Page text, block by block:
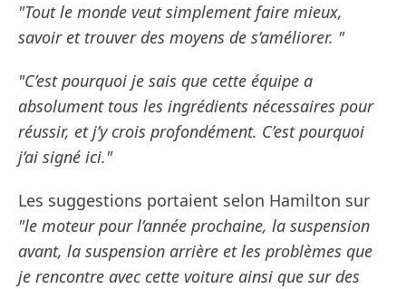
"Tout le monde veut simplement faire mieux,
savoir et trouver des moyens de s’améliorer. "
"C’est pourquoi je sais que cette équipe a
absolument tous les ingrédients nécessaires pour
réussir, et j’y crois profondément. C’est pourquoi
j’ai signé ici."
Les suggestions portaient selon Hamilton sur
"le moteur pour l’année prochaine, la suspension
avant, la suspension arrière et les problèmes que
je rencontre avec cette voiture ainsi que sur des